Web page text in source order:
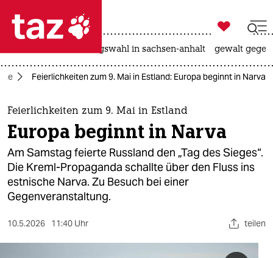
 taz zahl ich
taz zahl ich
themen
politik
öko
gesellschaft
kultur
sport

taz zahl ich
landtagswahl in sachsen-anhalt gewalt
Feierlichkeiten zum 9. Mai in Estland: Europa beginnt in Narva
Feierlichkeiten zum 9. Mai in Estland
Europa beginnt in Narva
Am Samstag feierte Russland den „Tag des Sieges“.
Die Kreml-Propaganda schallte über den Fluss ins
estnische Narva. Zu Besuch bei einer
Gegenveranstaltung.
10.5.2026 11:40 Uhr teilen